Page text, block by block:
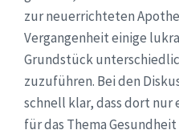
zur neuerrichteten
Vergangenheit einige
Grundstück
zuzuführen. Bei den
schnell klar, dass dort nur
für das Thema